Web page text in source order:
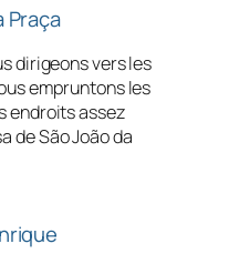
Praça
dirigeons vers les
empruntons les
endroits assez
de São João da